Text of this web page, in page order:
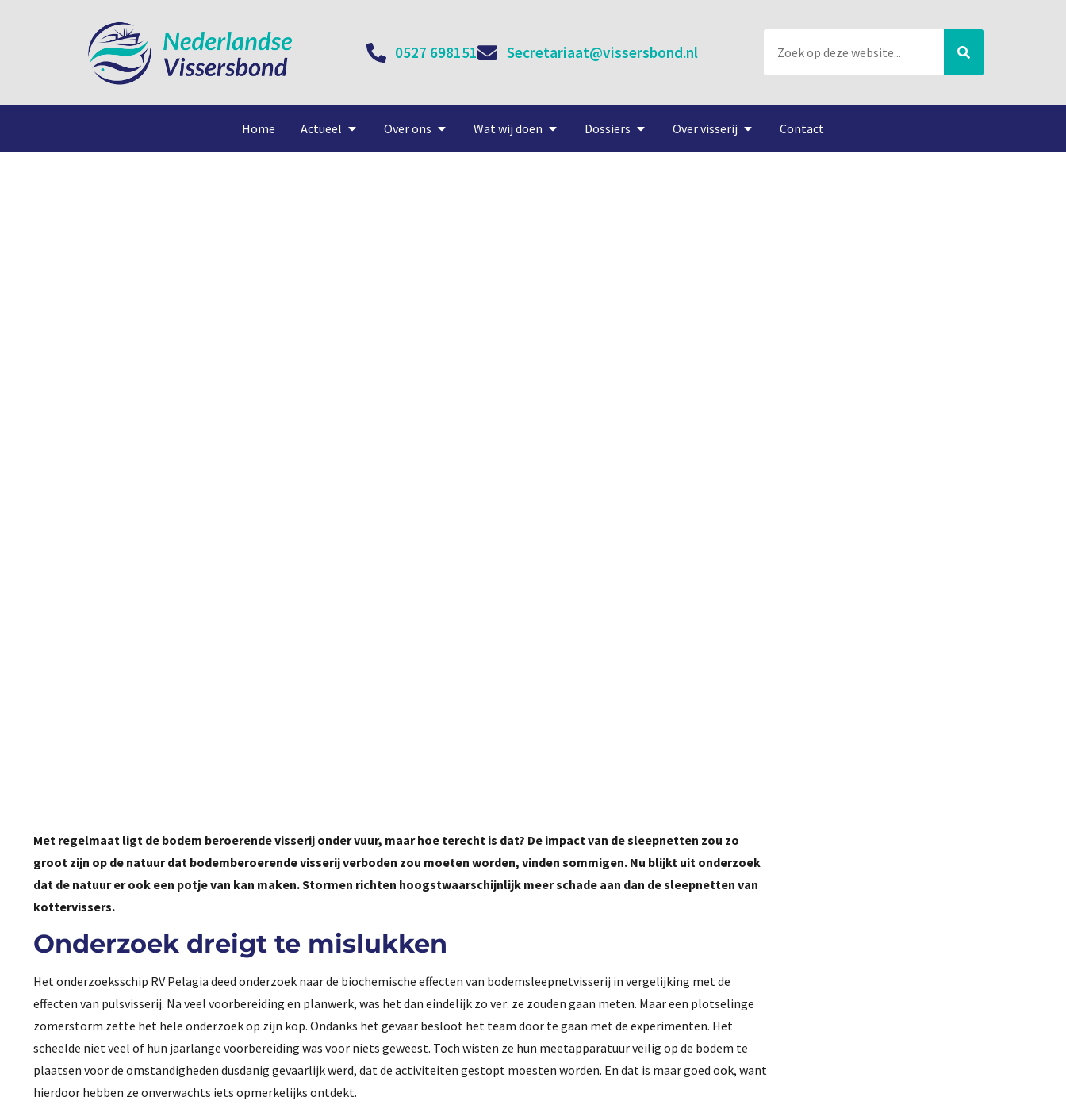
0527 698151 Secretariaat@vissersbond.nl
Home Actueel Over ons Wat wij doen Dossiers Over visserij Contact
Met regelmaat ligt de bodem beroerende visserij onder vuur, maar hoe terecht is dat? De impact van de sleepnetten zou zo
groot zijn op de natuur dat bodemberoerende visserij verboden zou moeten worden, vinden sommigen. Nu blijkt uit onderzoek
dat de natuur er ook een potje van kan maken. Stormen richten hoogstwaarschijnlijk meer schade aan dan de sleepnetten van
kottervissers.
Onderzoek dreigt te mislukken
Het onderzoeksschip RV Pelagia deed onderzoek naar de biochemische effecten van bodemsleepnetvisserij in vergelijking met de
effecten van pulsvisserij. Na veel voorbereiding en planwerk, was het dan eindelijk zo ver: ze zouden gaan meten. Maar een plotselinge
zomerstorm zette het hele onderzoek op zijn kop. Ondanks het gevaar besloot het team door te gaan met de experimenten. Het
scheelde niet veel of hun jaarlange voorbereiding was voor niets geweest. Toch wisten ze hun meetapparatuur veilig op de bodem te
plaatsen voor de omstandigheden dusdanig gevaarlijk werd, dat de activiteiten gestopt moesten worden. En dat is maar goed ook, want
hierdoor hebben ze onverwachts iets opmerkelijks ontdekt.